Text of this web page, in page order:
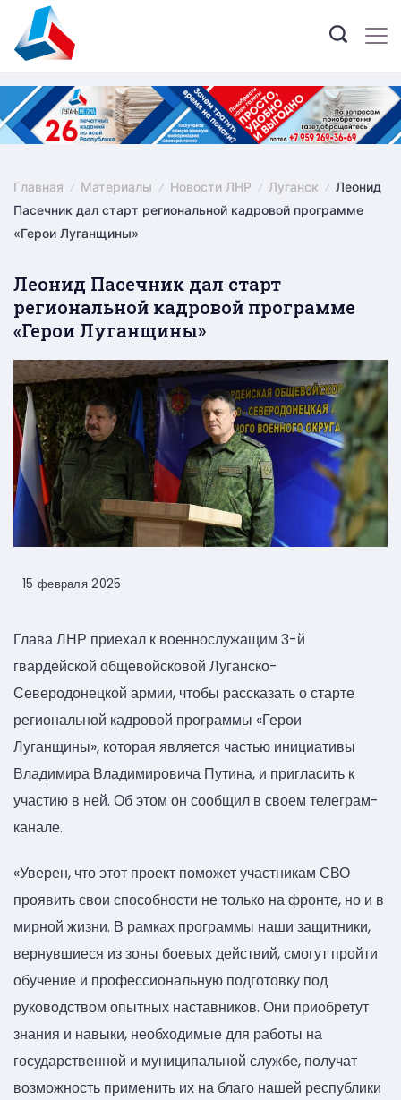
content
Главная Материалы Новости ЛНР Луганск
Леонид
Пасечник дал старт региональной кадровой программе
«Герои Луганщины»
Леонид Пасечник дал старт
региональной кадровой программе
«Герои Луганщины»
15 февраля 2025
Глава ЛНР приехал к военнослужащим 3-й
гвардейской общевойсковой Луганско-
Северодонецкой армии, чтобы рассказать о старте
региональной кадровой программы «Герои
Луганщины», которая является частью инициативы
Владимира Владимировича Путина, и пригласить к
участию в ней. Об этом он сообщил в своем телеграм-
канале.
«Уверен, что этот проект поможет участникам СВО
проявить свои способности не только на фронте, но и в
мирной жизни. В рамках программы наши защитники,
вернувшиеся из зоны боевых действий, смогут пройти
обучение и профессиональную подготовку под
руководством опытных наставников. Они приобретут
знания и навыки, необходимые для работы на
государственной и муниципальной службе, получат
возможность применить их на благо нашей республики